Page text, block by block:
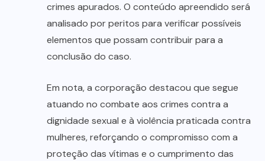
crimes apurados. O conteúdo apreendido será
analisado por peritos para verificar possíveis
elementos que possam contribuir para a
conclusão do caso.
Em nota, a corporação destacou que segue
atuando no combate aos crimes contra a
dignidade sexual e à violência praticada contra
mulheres, reforçando o compromisso com a
proteção das vítimas e o cumprimento das